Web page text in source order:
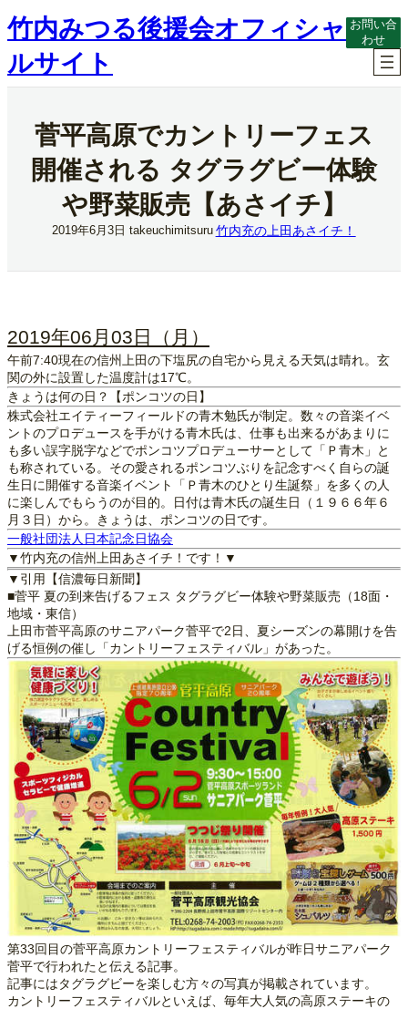
内
容
ス
キ
竹内みつる後援会オフィシャ
ルサイト
お問い合
わせ
菅平高原でカントリーフェス
開催される タグラグビー体験
や野菜販売【あさイチ】
2019年6月3日 takeuchimitsuru 竹内充の上田あさイチ！
2019年06月03日（月）
午前7:40現在の信州上田の下塩尻の自宅から見える天気は晴れ。玄
関の外に設置した温度計は17℃。
きょうは何の日？【ポンコツの日】
株式会社エイティーフィールドの青木勉氏が制定。数々の音楽イベ
ントのプロデュースを手がける青木氏は、仕事も出来るがあまりに
も多い誤字脱字などでポンコツプロデューサーとして「Ｐ青木」と
も称されている。その愛されるポンコツぶりを記念すべく自らの誕
生日に開催する音楽イベント「Ｐ青木のひとり生誕祭」を多くの人
に楽しんでもらうのが目的。日付は青木氏の誕生日（１９６６年６
月３日）から。きょうは、ポンコツの日です。
一般社団法人日本記念日協会
▼竹内充の信州上田あさイチ！です！▼
▼引用【信濃毎日新聞】
■菅平 夏の到来告げるフェス タグラグビー体験や野菜販売（18面・
地域・東信）
上田市菅平高原のサニアパーク菅平で2日、夏シーズンの幕開けを告
げる恒例の催し「カントリーフェスティバル」があった。
第33回目の菅平高原カントリーフェスティバルが昨日サニアパーク
菅平で行われたと伝える記事。
記事にはタグラグビーを楽しむ方々の写真が掲載されています。
カントリーフェスティバルといえば、毎年大人気の高原ステーキの